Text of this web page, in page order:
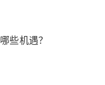
些机遇？